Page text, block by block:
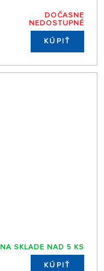
DOČASNE
NEDOSTUPNÉ
KÚPIŤ
NA SKLADE NAD 5 KS
KÚPIŤ